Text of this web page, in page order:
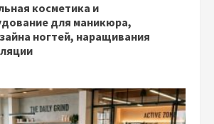
косметика и
для маникюра,
ногтей, наращивания